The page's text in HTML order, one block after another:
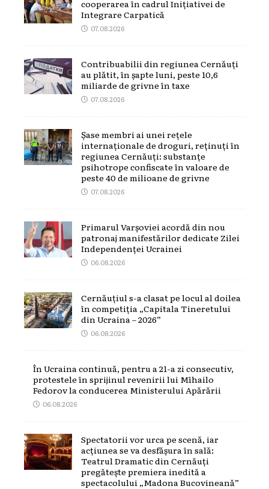
cooperarea în cadrul Inițiativei de
Integrare Carpatică
07.08.2026
Contribuabilii din regiunea Cernăuți
au plătit, în șapte luni, peste 10,6
miliarde de grivne în taxe
07.08.2026
Șase membri ai unei rețele
internaționale de droguri, reținuți în
regiunea Cernăuți: substanțe
psihotrope confiscate în valoare de
peste 40 de milioane de grivne
07.08.2026
Primarul Varșoviei acordă din nou
patronaj manifestărilor dedicate Zilei
Independenței Ucrainei
06.08.2026
Cernăuțiul s-a clasat pe locul al doilea
în competiția „Capitala Tineretului
din Ucraina – 2026”
06.08.2026
În Ucraina continuă, pentru a 21-a zi consecutiv,
protestele în sprijinul revenirii lui Mîhailo
Fedorov la conducerea Ministerului Apărării
06.08.2026
Spectatorii vor urca pe scenă, iar
acțiunea se va desfășura în sală:
Teatrul Dramatic din Cernăuți
pregătește premiera inedită a
spectacolului „Madona Bucovineană”